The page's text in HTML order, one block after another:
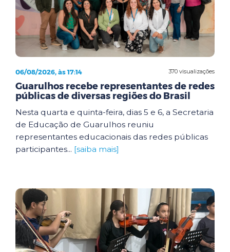
370 visualizações
06/08/2026, às 17:14
Guarulhos recebe representantes de redes
públicas de diversas regiões do Brasil
Nesta quarta e quinta-feira, dias 5 e 6, a Secretaria
de Educação de Guarulhos reuniu
representantes educacionais das redes públicas
participantes... [saiba mais]